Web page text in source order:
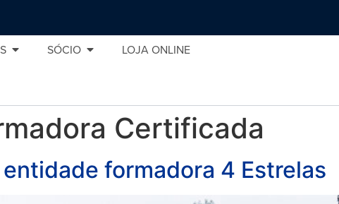
SÓCIO LOJA ONLINE
Certificada
formadora 4 Estrelas